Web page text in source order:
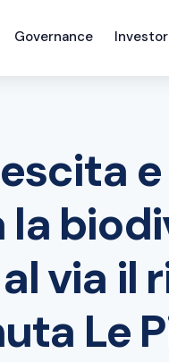
Governance
via il
Le